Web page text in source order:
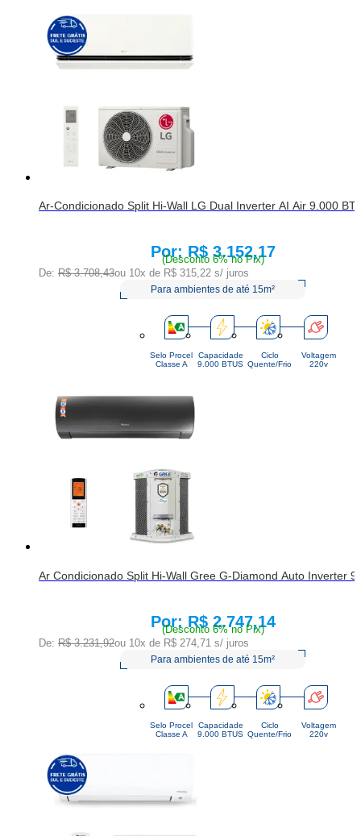
Ar-Condicionado Split Hi-Wall LG Dual Inverter AI Air 9.000
Price:
R$ 3.152,17
(Desconto 6% no Pix)
De: R$ 3.708,43ou 10x de R$ 315,22 s/ juros
Para ambientes de até 15m²
Selo Procel
Classe A
Capacidade
9.000 BTUS
Ciclo
Quente/Frio
Voltagem
220v
Ar Condicionado Split Hi-Wall Gree G-Diamond Auto Inverter
Price:
R$ 2.747,14
(Desconto 6% no Pix)
De: R$ 3.231,92ou 10x de R$ 274,71 s/ juros
Para ambientes de até 15m²
Selo Procel
Classe A
Capacidade
9.000 BTUS
Ciclo
Quente/Frio
Voltagem
220v